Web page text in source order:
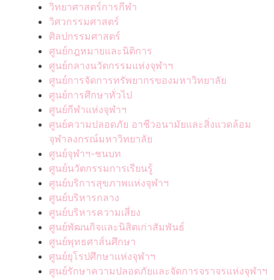
วิทยาศาสตร์การกีฬา
วิศวกรรมศาสตร์
ศิลปกรรมศาสตร์
ศูนย์กฎหมายและนิติการ
ศูนย์กลางนวัตกรรมแห่งจุฬาฯ
ศูนย์การจัดการทรัพยากรของมหาวิทยาลัย
ศูนย์การศึกษาทั่วไป
ศูนย์กีฬาแห่งจุฬาฯ
ศูนย์ความปลอดภัย อาชีวอนามัยและสิ่งแวดล้อม
จุฬาลงกรณ์มหาวิทยาลัย
ศูนย์จุฬาฯ-ชนบท
ศูนย์นวัตกรรมการเรียนรู้
ศูนย์บริการสุขภาพแห่งจุฬาฯ
ศูนย์บริหารกลาง
ศูนย์บริหารความเสี่ยง
ศูนย์พัฒนกิจและนิสิตเก่าสัมพันธ์
ศูนย์พุทธศาส์นศึกษา
ศูนย์ยุโรปศึกษาแห่งจุฬาฯ
ศูนย์รักษาความปลอดภัยและจัดการจราจรแห่งจุฬาฯ